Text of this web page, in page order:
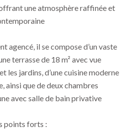
une atmosphère raffinée et
agencé, il se compose d’un vaste
terrasse de 18 m² avec vue
les jardins, d’une cuisine moderne
ainsi que de deux chambres
avec salle de bain privative
points forts :